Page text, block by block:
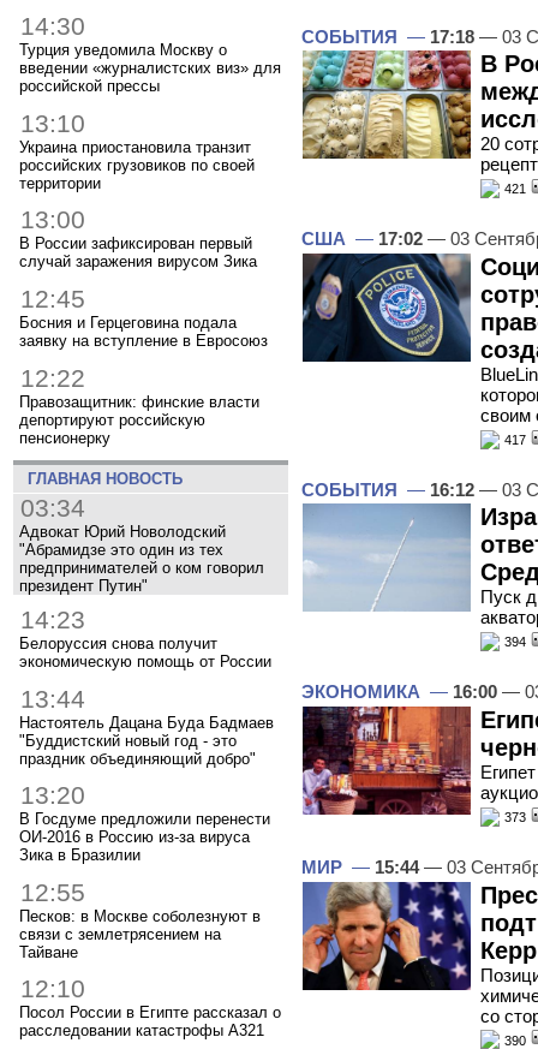
14:30
Турция уведомила Москву о
введении «журналистских виз» для
российской прессы
13:10
Украина приостановила транзит
российских грузовиков по своей
территории
13:00
В России зафиксирован первый
случай заражения вирусом Зика
12:45
Босния и Герцеговина подала
заявку на вступление в Евросоюз
12:22
Правозащитник: финские власти
депортируют российскую
пенсионерку
ГЛАВНАЯ НОВОСТЬ
03:34
Адвокат Юрий Новолодский
"Абрамидзе это один из тех
предпринимателей о ком говорил
президент Путин"
14:23
Белоруссия снова получит
экономическую помощь от России
13:44
Настоятель Дацана Буда Бадмаев
"Буддистский новый год - это
праздник объединяющий добро"
13:20
В Госдуме предложили перенести
ОИ-2016 в Россию из-за вируса
Зика в Бразилии
12:55
Песков: в Москве соболезнуют в
связи с землетрясением на
Тайване
12:10
Посол России в Египте рассказал о
расследовании катастрофы A321
СОБЫТИЯ — 17:18 — 03
В
20
421
США — 17:02 — 03
своим
417
СОБЫТИЯ — 16:12 — 03
Пуск
394
ЭКОНОМИКА — 16:00 —
373
МИР — 15:44— 03
со
390